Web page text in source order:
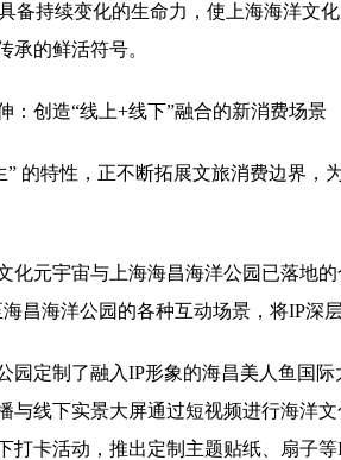
备持续变化的生命力，使上海海洋文
承的鲜活符号。
：创造“线上+线下”融合的新消费场景
” 的特性，正不断拓展文旅消费边界，
化元宇宙与上海海昌海洋公园已落地
昌海洋公园的各种互动场景，将IP深
园定制了融入IP形象的海昌美人鱼国
与线下实景大屏通过短视频进行海洋
打卡活动，推出定制主题贴纸、扇子